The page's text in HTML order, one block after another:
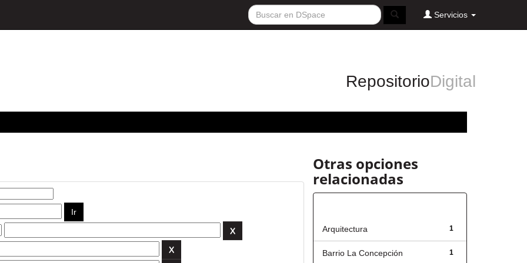
Servicios
RepositorioDigital
Otras opciones
relacionadas
1
Arquitectura
1
Barrio La Concepción